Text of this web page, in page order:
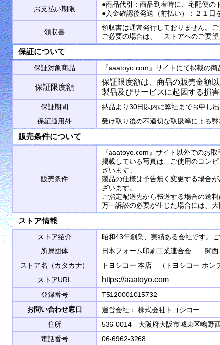
お支払い期限
●商品代引：商品到着時に、宅配便の
●入金確認後発送（前払い）：２１日
領収書
領収書は通常発行しておりません。
ご必要の場合は、「ストアへのご要
保証について
保証対象商品 『aaatoyo.com』サイトにて掲載の
保証限度額
保証限度額は、商品の販売金額
製品及びサービスに起因する損
保証期間
納品より30日以内に弊社までお申し
保証適用外
受け取り後の不適切な取扱等による
販売条件について
販売条件
『aaatoyo.com』サイト以外でのお
掲載している写真は、ご使用のコン
ざいます。
製品の仕様は予告無く変更する場合
ざいます。
ご指定配送先から転送する場合の送
万一訴訟の必要が生じた場合には、
ストア情報
ストア紹介
昭和43年創業、実績ある会社です。
所属団体
日本フォーム印刷工業連合会 関
ストア名（カタカナ）
トヨシコー 本店 （トヨシコー ホン
ストアURL
https://aaatoyo.com
登録番号
T5120001015732
お問い合わせ窓口
運営会社： 株式会社トヨシコ
住所
536-0014 大阪府大阪市城東区鴫野
電話番号
06-6962-3268